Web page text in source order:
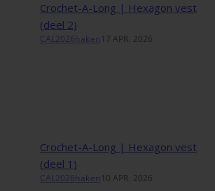
Crochet-A-Long | Hexagon vest
(deel 2)
CAL2026haken 17 APR. 2026
Crochet-A-Long | Hexagon vest
(deel 1)
CAL2026haken 10 APR. 2026